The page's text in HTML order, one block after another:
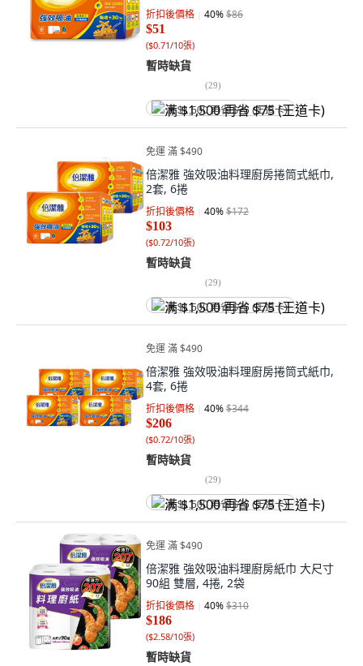
折扣後價格 40%$86
$51
($0.71/10張)
暫時缺貨
(29)
满 $1,500 再省 $75 (王道卡)
免運 滿 $490
倍潔雅 強效吸油料理廚房捲筒式紙巾,
2套, 6捲
折扣後價格 40%$172
$103
($0.72/10張)
暫時缺貨
(29)
满 $1,500 再省 $75 (王道卡)
免運 滿 $490
倍潔雅 強效吸油料理廚房捲筒式紙巾,
4套, 6捲
折扣後價格 40%$344
$206
($0.72/10張)
暫時缺貨
(29)
满 $1,500 再省 $75 (王道卡)
免運 滿 $490
倍潔雅 強效吸油料理廚房紙巾 大尺寸
90組 雙層, 4捲, 2袋
折扣後價格 40%$310
$186
($2.58/10張)
暫時缺貨